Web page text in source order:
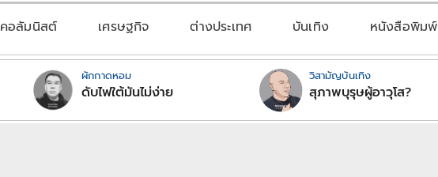
คอลัมนิสต์ เศรษฐกิจ ต่างประเทศ บันเทิง หนังสือพิมพ์
ผักกาดหอม
ดับไฟใต้มันไม่ง่าย
วิสามัญบันเทิง
สุภาพบุรุษผู้อาวุโส?